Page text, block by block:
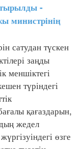
-
министрінің
сатудан түскен
заңды
меншіктегі
түріндегі
қағаздарын,
жедел
өзге